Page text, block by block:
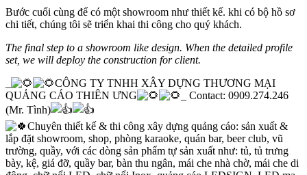
Bước cuối cùng để có một showroom như thiết kế. khi có bộ hồ sơ
chi tiết, chúng tôi sẽ triển khai thi công cho quý khách.
The final step to a showroom like design. When the detailed profile
set, we will deploy the construction for client.
CÔNG TY TNHH XÂY DỰNG THƯƠNG MẠI
QUẢNG CÁO THIÊN ƯNG
_ Contact: 0909.274.246
(Mr. Tình)
Chuyên thiết kế & thi công xây dựng quảng cáo: sản xuất &
lắp đặt showroom, shop, phòng karaoke, quán bar, beer club, vũ
trường, quầy, với các dòng sản phẩm tự sản xuất như: tủ, tủ trưng
bày, kệ, giá đỡ, quầy bar, bàn thu ngân, mái che nhà chờ, mái che di